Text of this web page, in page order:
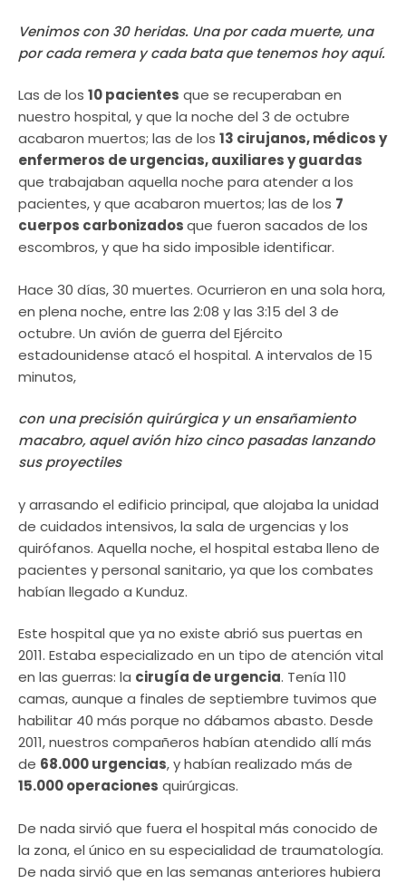
Venimos con 30 heridas. Una por cada muerte, una
por cada remera y cada bata que tenemos hoy aquí.
Las de los 10 pacientes que se recuperaban en
nuestro hospital, y que la noche del 3 de octubre
acabaron muertos; las de los 13 cirujanos, médicos y
enfermeros de urgencias, auxiliares y guardas
que trabajaban aquella noche para atender a los
pacientes, y que acabaron muertos; las de los 7
cuerpos carbonizadosque fueron sacados de los
escombros, y que ha sido imposible identificar.
Hace 30 días, 30 muertes. Ocurrieron en una sola hora,
en plena noche, entre las 2:08 y las 3:15 del 3 de
octubre. Un avión de guerra del Ejército
estadounidense atacó el hospital. A intervalos de 15
minutos,
con una precisión quirúrgica y un ensañamiento
macabro, aquel avión hizo cinco pasadas lanzando
sus proyectiles
y arrasando el edificio principal, que alojaba la unidad
de cuidados intensivos, la sala de urgencias y los
quirófanos. Aquella noche, el hospital estaba lleno de
pacientes y personal sanitario, ya que los combates
habían llegado a Kunduz.
Este hospital que ya no existe abrió sus puertas en
2011. Estaba especializado en un tipo de atención vital
en las guerras: la cirugía de urgencia. Tenía 110
camas, aunque a finales de septiembre tuvimos que
habilitar 40 más porque no dábamos abasto. Desde
2011, nuestros compañeros habían atendido allí más
de 68.000 urgencias, y habían realizado más de
15.000 operaciones quirúrgicas.
De nada sirvió que fuera el hospital más conocido de
la zona, el único en su especialidad de traumatología.
De nada sirvió que en las semanas anteriores hubiera